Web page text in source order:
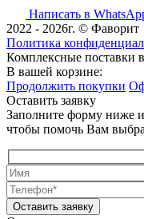
Написать в
2022 - 2026г. © Фаворит
Политика
Комплексные поставки
В вашей корзине:
Продолжить покупки
Оставить заявку
Заполните форму ниже
чтобы помочь Вам
Оставить заявку